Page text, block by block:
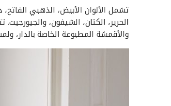
تشمل الألوان الأبيض، الذهبي
الحرير، الكتان، الشيفون،
والأقمشة المطبوعة الخاصة بالدار،